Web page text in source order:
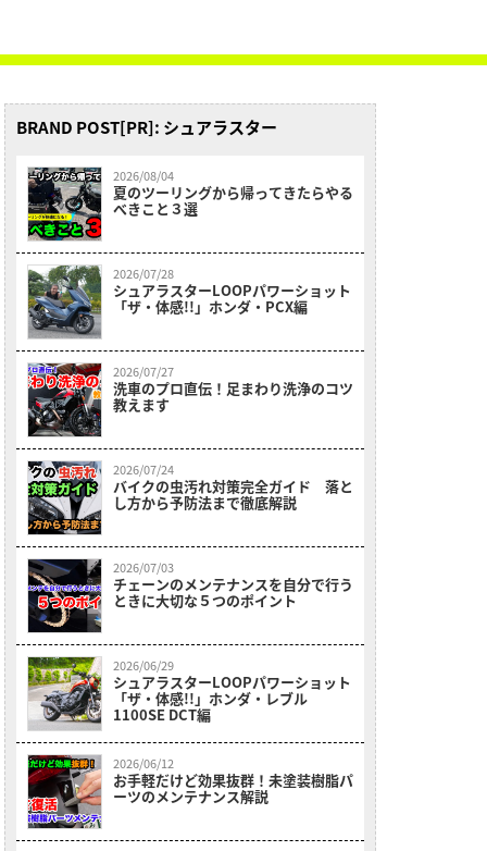
BRAND POST[PR]: シュアラスター
2026/08/04
夏のツーリングから帰ってきたらやる
べきこと３選
2026/07/28
シュアラスターLOOPパワーショット
「ザ・体感!!」ホンダ・PCX編
2026/07/27
洗車のプロ直伝！足まわり洗浄のコツ
教えます
2026/07/24
バイクの虫汚れ対策完全ガイド 落と
し方から予防法まで徹底解説
2026/07/03
チェーンのメンテナンスを自分で行う
ときに大切な５つのポイント
2026/06/29
シュアラスターLOOPパワーショット
「ザ・体感!!」ホンダ・レブル
1100SE DCT編
2026/06/12
お手軽だけど効果抜群！未塗装樹脂パ
ーツのメンテナンス解説